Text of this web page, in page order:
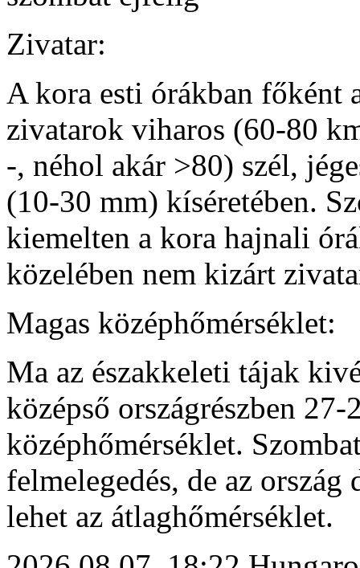
Zivatar:
A kora esti órákban főként
zivatarok viharos (60-80
-, néhol akár >80) szél,
(10-30 mm) kíséretében.
kiemelten a kora hajnali
közelében nem kizárt
Magas középhőmérséklet:
Ma az északkeleti tájak
középső országrészben
középhőmérséklet.
felmelegedés, de az
lehet az átlaghőmérséklet.